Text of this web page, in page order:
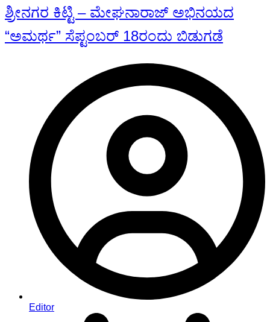
ಶ್ರೀನಗರ ಕಿಟ್ಟಿ – ಮೇಘನಾರಾಜ್ ಅಭಿನಯದ
“ಅಮರ್ಥ” ಸೆಪ್ಟಂಬರ್ 18ರಂದು ಬಿಡುಗಡೆ
Editor